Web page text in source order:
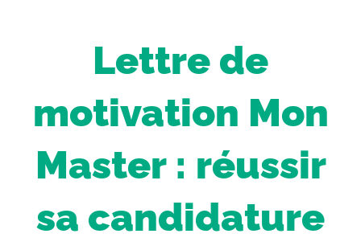
Lettre de
motivation Mon
Master : réussir
sa candidature